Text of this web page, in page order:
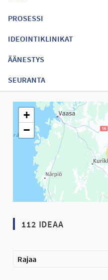
PROSESSI
IDEOINTIKLINIKAT
ÄÄNESTYS
SEURANTA
Seuraavassa elementissä
+
−
112 IDEAA
Rajaa